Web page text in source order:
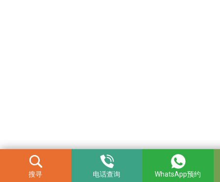
搜寻 电话查询 WhatsApp预约